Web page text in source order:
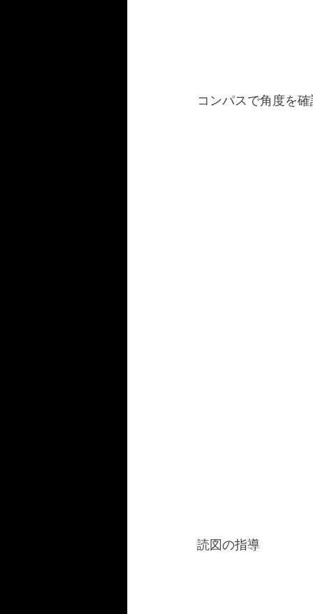
コンパスで角度を確
読図の指導